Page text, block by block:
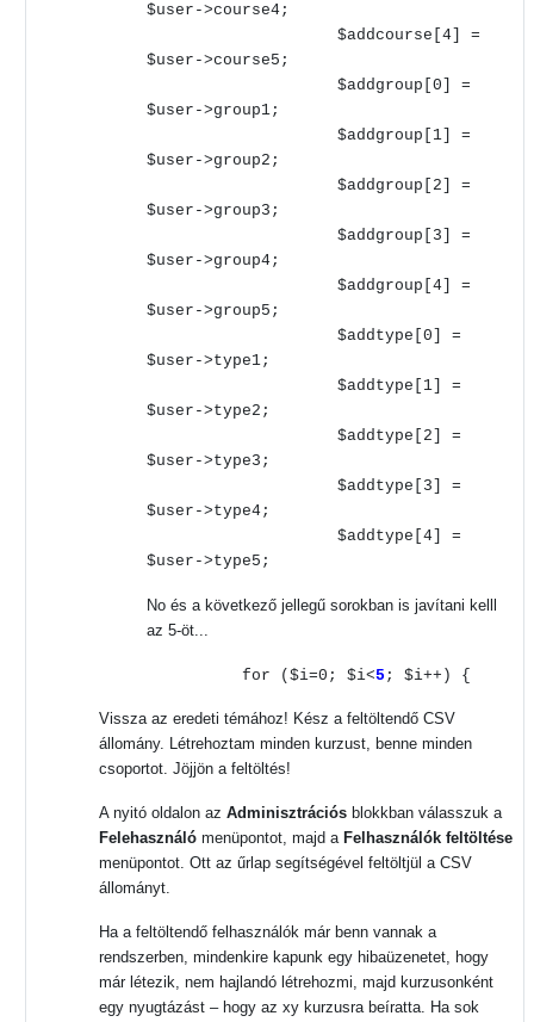
$user->course4;
$addcourse[4] =
$user->course5;
$addgroup[0] =
$user->group1;
$addgroup[1] =
$user->group2;
$addgroup[2] =
$user->group3;
$addgroup[3] =
$user->group4;
$addgroup[4] =
$user->group5;
$addtype[0] =
$user->type1;
$addtype[1] =
$user->type2;
$addtype[2] =
$user->type3;
$addtype[3] =
$user->type4;
$addtype[4] =
$user->type5;
No és a következő jellegű sorokban is javítani kelll
az 5-öt...
for ($i=0; $i<5 ; $i++) {
Vissza az eredeti témához! Kész a feltöltendő CSV
állomány. Létrehoztam minden kurzust, benne minden
csoportot. Jöjjön a feltöltés!
A nyitó oldalon az Adminisztrációsblokkban válasszuk a
Felehasználómenüpontot, majd a Felhasználók feltöltése
menüpontot. Ott az űrlap segítségével feltöltjül a CSV
állományt.
Ha a feltöltendő felhasználók már benn vannak a
rendszerben, mindenkire kapunk egy hibaüzenetet, hogy
már létezik, nem hajlandó létrehozmi, majd kurzusonként
egy nyugtázást – hogy az xy kurzusra beíratta. Ha sok